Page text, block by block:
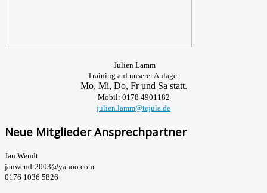
Julien Lamm
Training auf unserer Anlage:
Mo, Mi, Do, Fr und Sa statt.
Mobil: 0178 4901182
julien.lamm@tejula.de
Neue Mitglieder Ansprechpartner
Jan Wendt
janwendt2003@yahoo.com
0176 1036 5826